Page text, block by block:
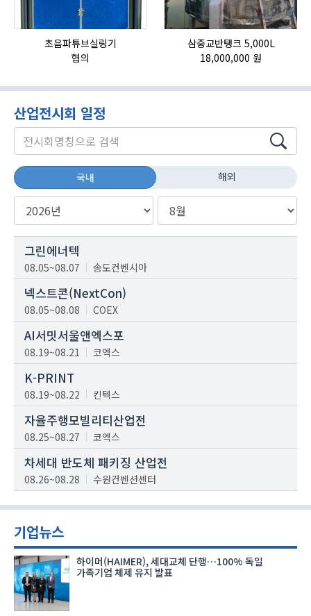
초음파튜브실링기
협의
삼중교반탱크 5,000L
18,000,000 원
산업전시회 일정
국내 해외
그린에너텍
08.05~08.07 송도컨벤시아
넥스트콘(NextCon)
08.05~08.08 COEX
AI서밋서울앤엑스포
08.19~08.21 코엑스
K-PRINT
08.19~08.22 킨텍스
자율주행모빌리티산업전
08.25~08.27 코엑스
차세대 반도체 패키징 산업전
08.26~08.28 수원컨벤션센터
기업뉴스
하이머(HAIMER), 세대교체 단행…100% 독일
가족기업 체제 유지 발표